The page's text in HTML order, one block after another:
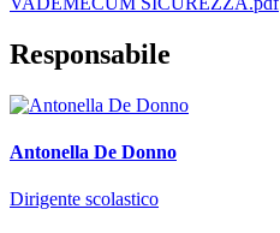
Responsabile
Antonella De Donno
Dirigente scolastico